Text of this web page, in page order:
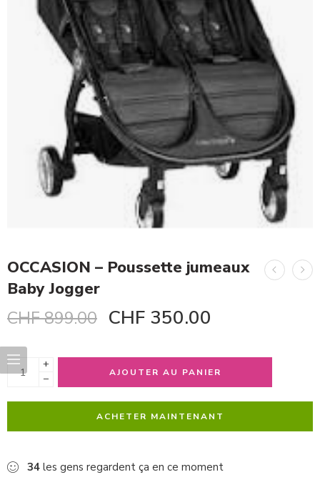
OCCASION – Poussette jumeaux
Baby Jogger
CHF899.00 CHF 350.00
+
−
AJOUTER AU PANIER
ACHETER MAINTENANT
34 les gens regardent ça en ce moment